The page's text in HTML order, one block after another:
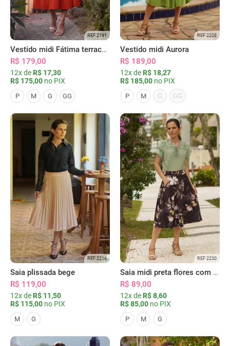
REF 2191
Vestido midi Fátima terracota
R$ 179,00
12x de R$ 17,30
R$ 175,00 no PIX
P M G GG
REF 2208
Vestido midi Aurora
R$ 189,00
12x de R$ 18,27
R$ 185,00 no PIX
P M G GG
REF 2216
Saia plissada bege
R$ 119,00
12x de R$ 11,50
R$ 115,00 no PIX
M G
REF 2230
Saia midi preta flores com bolsos
R$ 89,00
12x de R$ 8,60
R$ 85,00 no PIX
P M G